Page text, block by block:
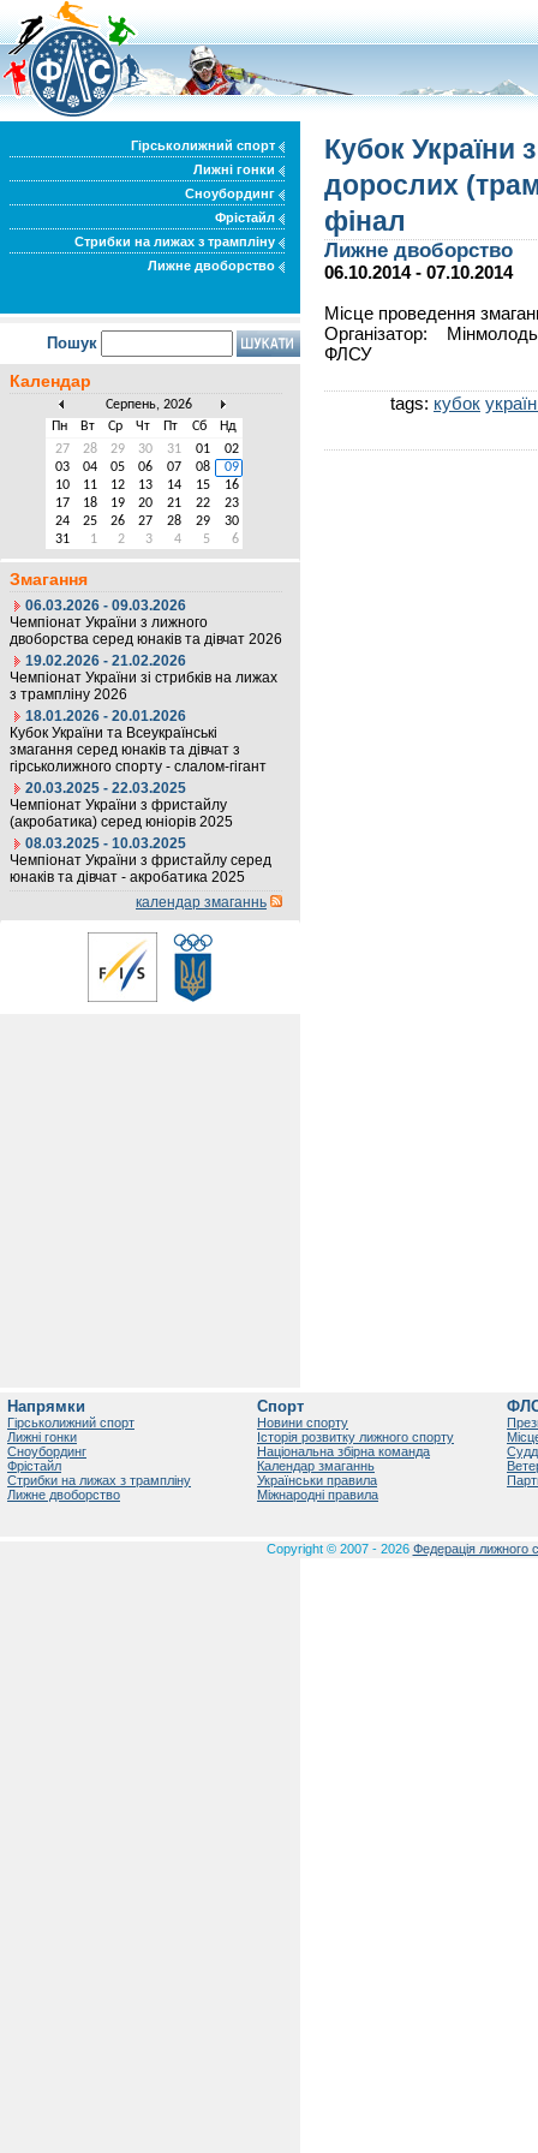
Гірськолижний спорт
Лижні гонки
Сноубординг
Фрістайл
Стрибки на лижах з трампліну
Лижне двоборство
Пошук
Календар
Серпень, 2026
Пн
Вт Ср Чт Пт Сб
Нд
27
28 29 30 31 01
02
03
04 05 06 07 08
09
10
11 12 13 14 15
16
17
18 19 20 21 22
23
24
25 26 27 28 29
30
31
1 2 3 4 5 6
Змагання
06.03.2026 - 09.03.2026
Чемпіонат України з лижного
двоборства серед юнаків та дівчат 2026
19.02.2026 - 21.02.2026
Чемпіонат України зі стрибків на лижах
з трампліну 2026
18.01.2026 - 20.01.2026
Кубок України та Всеукраїнські
змагання серед юнаків та дівчат з
гірськолижного спорту - слалом-гігант
20.03.2025 - 22.03.2025
Чемпіонат України з фристайлу
(акробатика) серед юніорів 2025
08.03.2025 - 10.03.2025
Чемпіонат України з фристайлу серед
юнаків та дівчат - акробатика 2025
календар змаганнь
Кубок України
дорослих
фінал
Лижне двоборство
06.10.2014 - 07.10.2014
Місце проведення
Організатор:
ФЛСУ
tags: кубок
Напрямки
Гірськолижний спорт
Лижні гонки
Сноубординг
Фрістайл
Стрибки на лижах з трампліну
Лижне двоборство
Спорт
Новини спорту
Історія розвитку лижного спорту
Національна збірна команда
Календар змаганнь
Українськи правила
Міжнародні правила
Copyright © 2007 - 2026 Федерація лижного